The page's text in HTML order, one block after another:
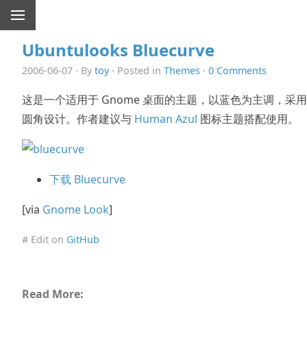
Ubuntulooks Bluecurve
2006-06-07 · By toy· Posted in Themes · 0 Comments
这是一个适用于 Gnome 桌面的主题，以蓝色为主调，采用
圆角设计。作者建议与 Human Azul 图标主题搭配使用。
下载 Bluecurve
[via Gnome Look]
# Edit on GitHub
Read More: